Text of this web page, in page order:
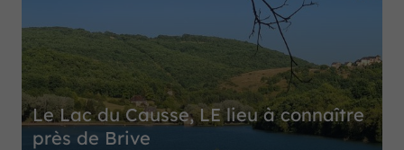
Le Lac du Causse, LE lieu à connaître
près de Brive